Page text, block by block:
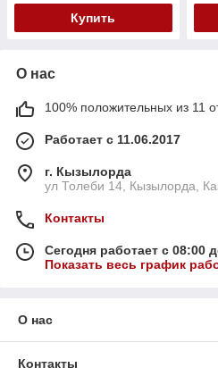
Купить
О нас
100% положительных из 11
Работает с 11.06.2017
г. Кызылорда
ул Толеби 14, Кызылорда,
Контакты
Сегодня работает с 08:00
Показать весь график
О нас
Контакты